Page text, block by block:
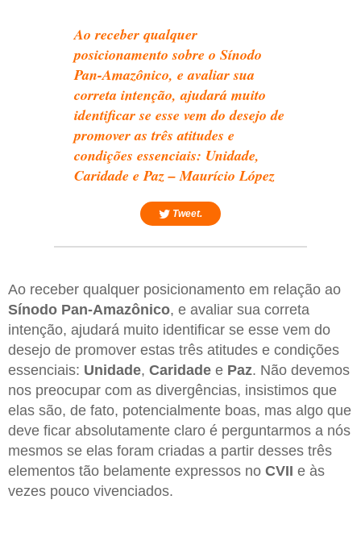
Ao receber qualquer
posicionamento sobre o Sínodo
Pan-Amazônico, e avaliar sua
correta intenção, ajudará muito
identificar se esse vem do desejo de
promover as três atitudes e
condições essenciais: Unidade,
Caridade e Paz – Maurício López
Tweet.
Ao receber qualquer posicionamento em relação ao
Sínodo Pan-Amazônico, e avaliar sua correta
intenção, ajudará muito identificar se esse vem do
desejo de promover estas três atitudes e condições
essenciais: Unidade, Caridade e Paz. Não devemos
nos preocupar com as divergências, insistimos que
elas são, de fato, potencialmente boas, mas algo que
deve ficar absolutamente claro é perguntarmos a nós
mesmos se elas foram criadas a partir desses três
elementos tão belamente expressos no CVII e às
vezes pouco vivenciados.